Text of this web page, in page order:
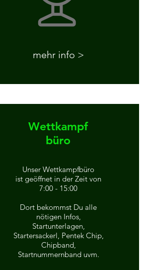
mehr info >
Wettkampf
büro
Unser Wettkampfbüro
ist geöffnet in der Zeit von
7:00 - 15:00
Dort bekommst Du alle
nötigen Infos,
Startunterlagen,
Startersackerl, Pentek Chip,
Chipband,
Startnummernband uvm.